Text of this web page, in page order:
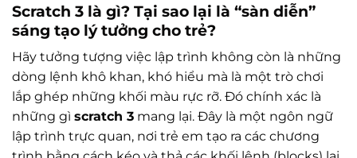
Scratch 3 là gì? Tại sao lại là “sàn diễn”
sáng tạo lý tưởng cho trẻ?
Hãy tưởng tượng việc lập trình không còn là những
dòng lệnh khô khan, khó hiểu mà là một trò chơi
lắp ghép những khối màu rực rỡ. Đó chính xác là
những gì scratch 3 mang lại. Đây là một ngôn ngữ
lập trình trực quan, nơi trẻ em tạo ra các chương